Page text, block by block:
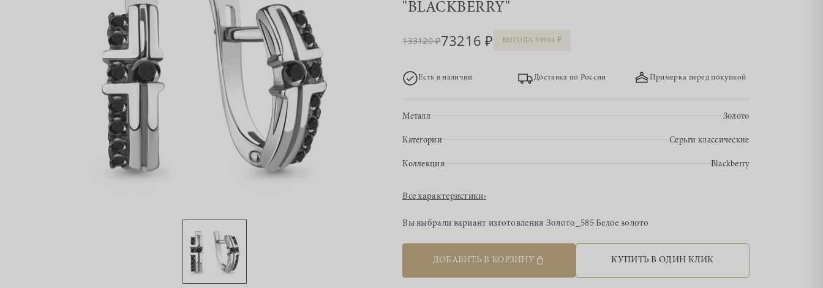
"BLACKBERRY"
133120 73216 ВЫГОДА 59904
Есть в наличии Доставка по России Примерка перед покупкой
Металл Золото
Категории Серьги классические
Коллекция Blackberry
Все характеристики›
Вы выбрали вариант изготовления Золото_585 Белое золото
ДОБАВИТЬ В КОРЗИНУ КУПИТЬ В ОДИН КЛИК